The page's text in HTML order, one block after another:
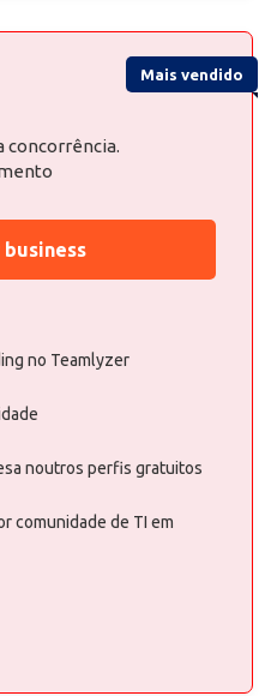
Mais vendido
concorrência.
business
no Teamlyzer
noutros perfis gratuitos
comunidade de TI em